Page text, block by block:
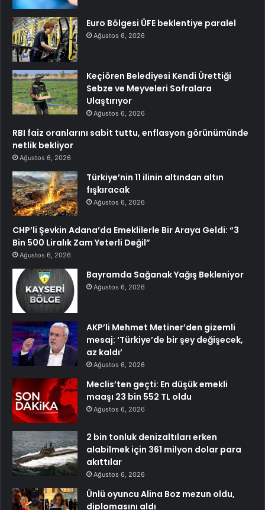
Euro Bölgesi ÜFE beklentiye paralel
Ağustos 6, 2026
Keçiören Belediyesi Kendi Ürettiği
Sebze ve Meyveleri Sofralara
Ulaştırıyor
Ağustos 6, 2026
RBI faiz oranlarını sabit tuttu, enflasyon görünümünde
netlik bekliyor
Ağustos 6, 2026
Türkiye’nin 11 ilinin altından altın
fışkıracak
Ağustos 6, 2026
CHP’li Şevkin Adana’da Emeklilerle Bir Araya Geldi: “3
Bin 500 Liralık Zam Yeterli Değil”
Ağustos 6, 2026
Bayramda Sağanak Yağış Bekleniyor
Ağustos 6, 2026
AKP’li Mehmet Metiner’den gizemli
mesaj: ‘Türkiye’de bir şey değişecek,
az kaldı’
Ağustos 6, 2026
Meclis’ten geçti: En düşük emekli
maaşı 23 bin 552 TL oldu
Ağustos 6, 2026
2 bin tonluk denizaltıları erken
alabilmek için 361 milyon dolar para
akıttılar
Ağustos 6, 2026
Ünlü oyuncu Alina Boz mezun oldu,
diplomasını aldı